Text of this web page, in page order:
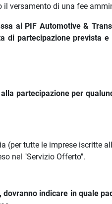
versamento di una fee
ai PIF Automotive &
di partecipazione prevista
partecipazione per
(per tutte le imprese iscritte
nel "Servizio Offerto".
indicare in quale